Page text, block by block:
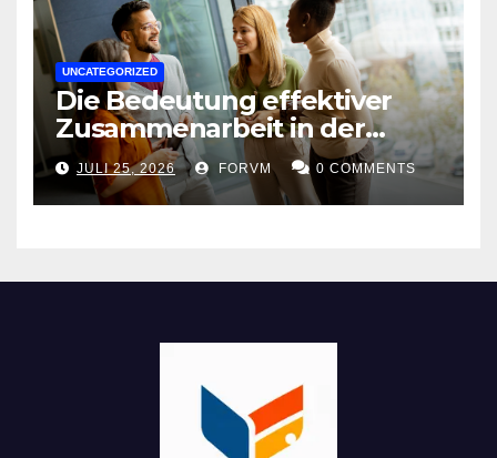
UNCATEGORIZED
Die Bedeutung effektiver
Zusammenarbeit in der
Arbeitswelt
JULI 25, 2026 FORVM 0 COMMENTS